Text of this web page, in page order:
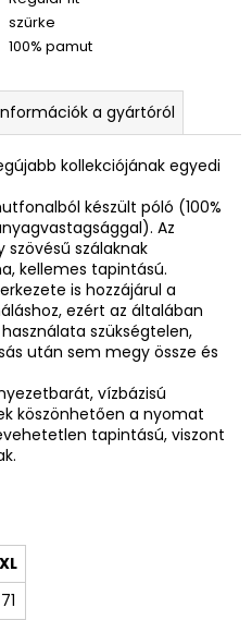
szürke
100% pamut
a gyártóról
kollekciójának egyedi
készült póló (100%
Az
szövésű szálaknak
kellemes tapintású.
is hozzájárul a
ezért az általában
szükségtelen,
után sem megy össze és
vízbázisú
köszönhetően a nyomat
tapintású, viszont
XL
71